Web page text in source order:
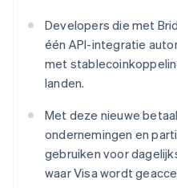
Climate
CO₂-verwijdering
Identity
Online identiteitsverificatie
Partners
Developers die met
één API-integratie
met
landen.
Met deze nieuwe
ondernemingen en
gebruiken voor
waar Visa wordt
België
NederlandsFrançaisDeutsch
Brazilië
Português
English
Canada
English Français
Cyprus
English